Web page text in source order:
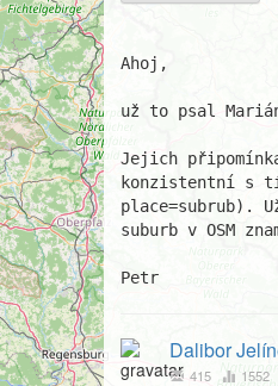
Ahoj,
už to psal
Jejich
konzistentní s
place=subrub).
suburb v OSM
Petr
Dalibor
415 1552